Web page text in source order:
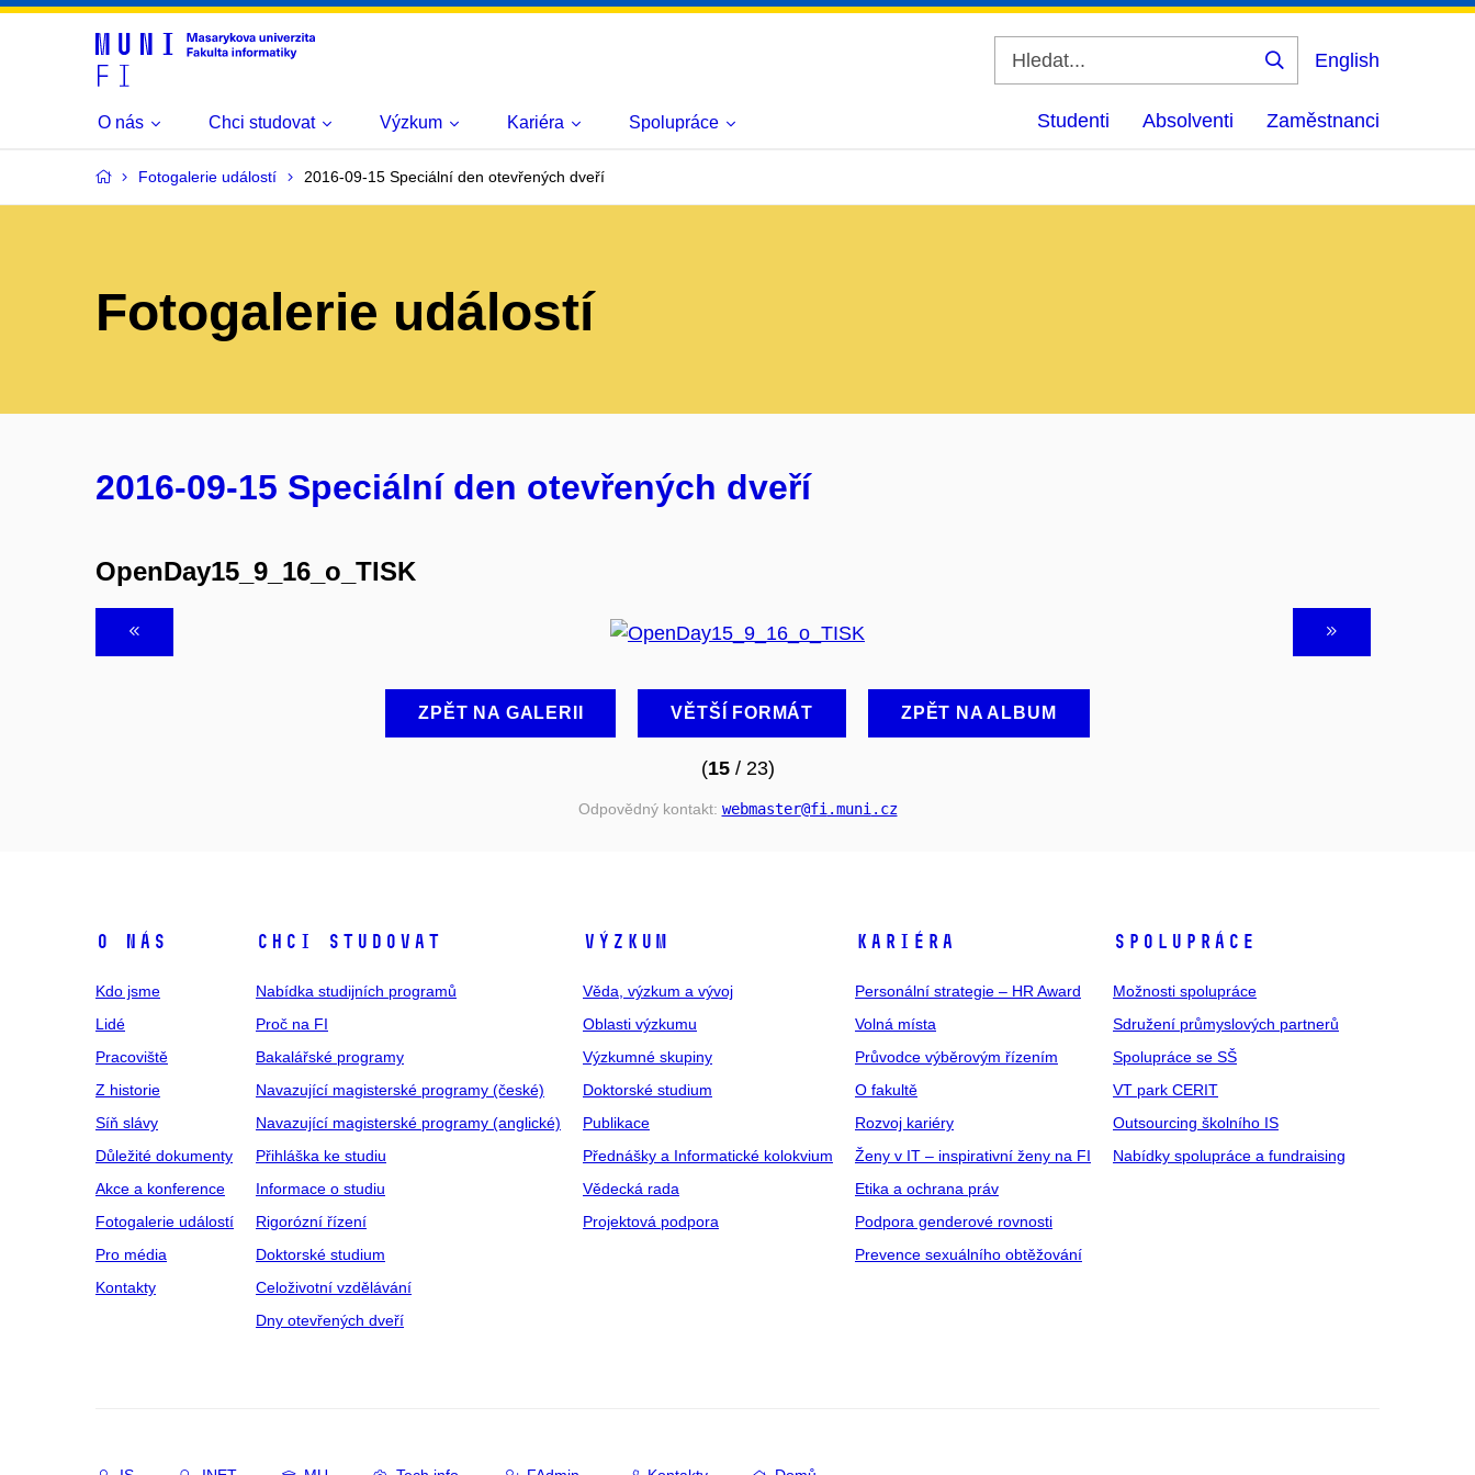
Vyhledat
English
O nás Chci studovat Výzkum Kariéra Spolupráce Studenti Absolventi Zaměstnanci
Fotogalerie událostí 2016-09-15 Speciální den otevřených dveří
Fotogalerie událostí
2016-09-15 Speciální den otevřených dveří
OpenDay15_9_16_o_TISK
ZPĚT NA GALERII VĚTŠÍ FORMÁT ZPĚT NA ALBUM
(15/ 23)
Odpovědný kontakt: webmaster@fi .muni .cz
O NÁS
Kdo jsme
Lidé
Pracoviště
Z historie
Síň slávy
Důležité dokumenty
Akce a konference
Fotogalerie událostí
Pro média
Kontakty
CHCI STUDOVAT
Nabídka studijních programů
Proč na FI
Bakalářské programy
Navazující magisterské programy (české)
Navazující magisterské programy (anglické)
Přihláška ke studiu
Informace o studiu
Rigorózní řízení
Doktorské studium
Celoživotní vzdělávání
Dny otevřených dveří
VÝZKUM
Věda, výzkum a vývoj
Oblasti výzkumu
Výzkumné skupiny
Doktorské studium
Publikace
Přednášky a Informatické kolokvium
Vědecká rada
Projektová podpora
KARIÉRA
Personální strategie – HR Award
Volná místa
Průvodce výběrovým řízením
O fakultě
Rozvoj kariéry
Ženy v IT – inspirativní ženy na FI
Etika a ochrana práv
Podpora genderové rovnosti
Prevence sexuálního obtěžování
SPOLUPRÁCE
Možnosti spolupráce
Sdružení průmyslových partnerů
Spolupráce se SŠ
VT park CERIT
Outsourcing školního IS
Nabídky spolupráce a fundraising